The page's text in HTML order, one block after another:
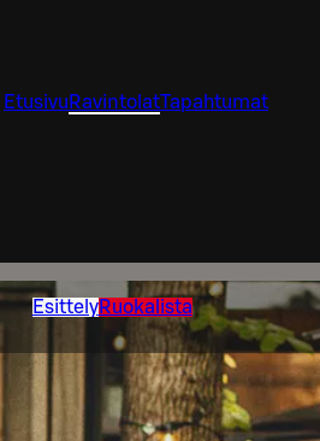
Etusivu RavintolatTapahtumat
EsittelyRuokalista